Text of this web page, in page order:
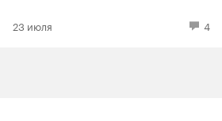
23 июля 4